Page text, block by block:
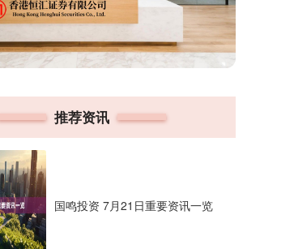
推荐资讯
国鸣投资 7月21日重要资讯一览